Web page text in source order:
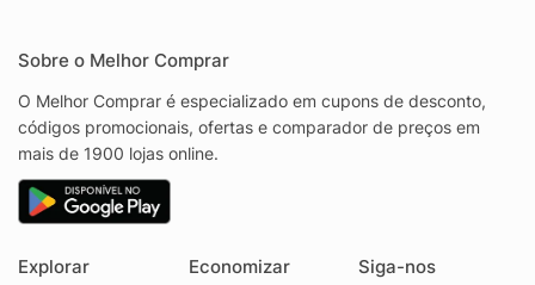
Sobre o Melhor Comprar
O Melhor Comprar é especializado em cupons de desconto,
códigos promocionais, ofertas e comparador de preços em
mais de 1900 lojas online.
Explorar Economizar Siga-nos